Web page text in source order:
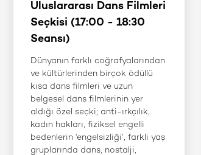
Uluslararası Dans Filmleri
Seçkisi (17:00 - 18:30
Seansı)
Dünyanın farklı coğrafyalarından
ve kültürlerinden birçok ödüllü
kısa dans filmleri ve uzun
belgesel dans filmlerinin yer
aldığı özel seçki; anti-ırkçılık,
kadın hakları, fiziksel engelli
bedenlerin ‘engelsizliği’, farkli yaş
gruplarında dans, nostalji,